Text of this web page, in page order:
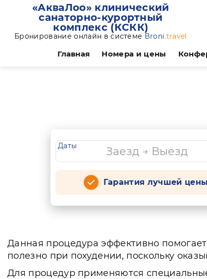
«АкваЛоо» клинический
санаторно-курортный
комплекс (КСКК)
Бронирование онлайн в системе Broni.travel
Главная Номера и цены
Даты
Гарантия лучшей цены
Данная процедура эффективно
полезно при похудении, поскольку
Для процедур применяются